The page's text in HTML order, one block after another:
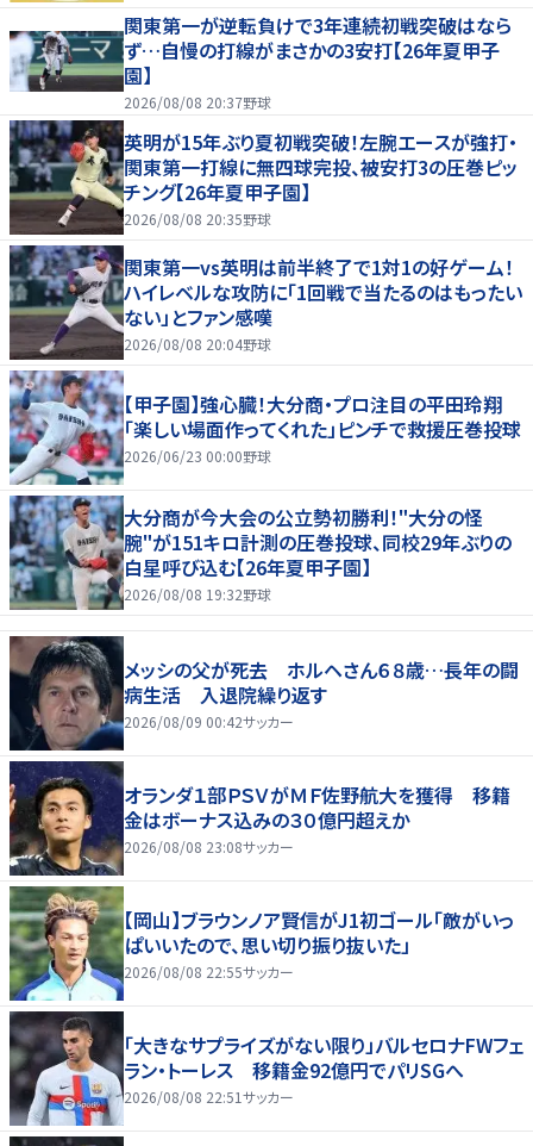
関東第一が逆転負けで3年連続初戦突破はなら
ず…自慢の打線がまさかの3安打【26年夏甲子
園】
2026/08/08 20:37野球
英明が15年ぶり夏初戦突破！左腕エースが強打・
関東第一打線に無四球完投、被安打3の圧巻ピッ
チング【26年夏甲子園】
2026/08/08 20:35野球
関東第一vs英明は前半終了で1対1の好ゲーム！
ハイレベルな攻防に「1回戦で当たるのはもったい
ない」とファン感嘆
2026/08/08 20:04野球
【甲子園】強心臓！大分商・プロ注目の平田玲翔
「楽しい場面作ってくれた」ピンチで救援圧巻投球
2026/06/23 00:00野球
大分商が今大会の公立勢初勝利！"大分の怪
腕"が151キロ計測の圧巻投球、同校29年ぶりの
白星呼び込む【26年夏甲子園】
2026/08/08 19:32野球
メッシの父が死去 ホルヘさん６８歳…長年の闘
病生活 入退院繰り返す
2026/08/09 00:42サッカー
オランダ１部ＰＳＶがＭＦ佐野航大を獲得 移籍
金はボーナス込みの３０億円超えか
2026/08/08 23:08サッカー
【岡山】ブラウンノア賢信がJ1初ゴール「敵がいっ
ぱいいたので、思い切り振り抜いた」
2026/08/08 22:55サッカー
「大きなサプライズがない限り」バルセロナFWフェ
ラン・トーレス 移籍金92億円でパリSGへ
2026/08/08 22:51サッカー